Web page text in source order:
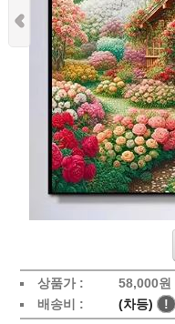
상품가 : 58,000원
배송비 : (차등) !